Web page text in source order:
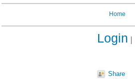
Home
Login
Share